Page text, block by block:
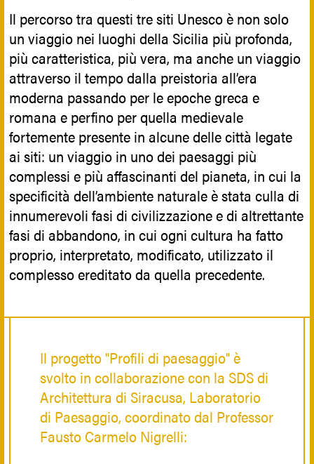
Il percorso tra questi tre siti Unesco è non solo
un viaggio nei luoghi della Sicilia più profonda,
più caratteristica, più vera, ma anche un viaggio
attraverso il tempo dalla preistoria all’era
moderna passando per le epoche greca e
romana e perfino per quella medievale
fortemente presente in alcune delle città legate
ai siti: un viaggio in uno dei paesaggi più
complessi e più affascinanti del pianeta, in cui la
specificità dell’ambiente naturale è stata culla di
innumerevoli fasi di civilizzazione e di altrettante
fasi di abbandono, in cui ogni cultura ha fatto
proprio, interpretato, modificato, utilizzato il
complesso ereditato da quella precedente.
Il progetto "Profili di paesaggio" è
svolto in collaborazione con la SDS di
Architettura di Siracusa, Laboratorio
di Paesaggio, coordinato dal Professor
Fausto Carmelo Nigrelli: